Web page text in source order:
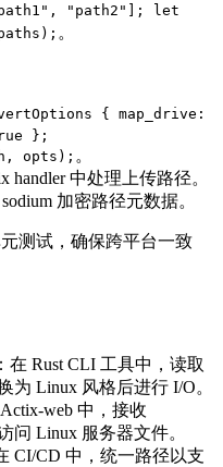
"path2"]; let
。
{ map_drive:
};
opts); 。
handler 中处理上传路径。
加密路径元数据。
元测试，确保跨平台一致
：在 Rust CLI 工具中，读取
为 Linux 风格后进行 I/O。
Actix-web 中，接收
问 Linux 服务器文件。
CI/CD 中，统一路径以支